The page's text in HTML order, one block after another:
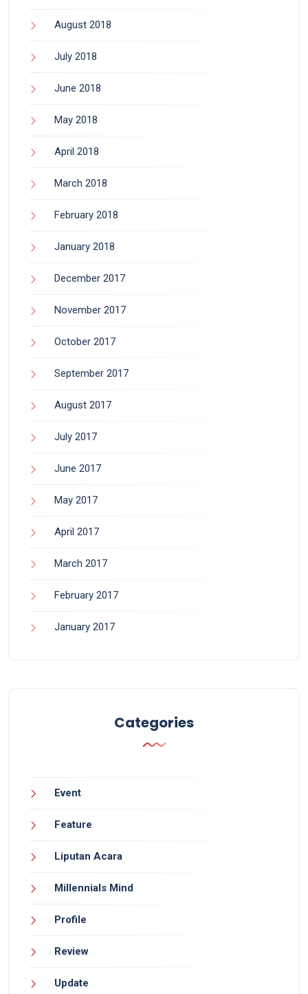
August 2018
July 2018
June 2018
May 2018
April 2018
March 2018
February 2018
January 2018
December 2017
November 2017
October 2017
September 2017
August 2017
July 2017
June 2017
May 2017
April 2017
March 2017
February 2017
January 2017
Categories
Event
Feature
Liputan Acara
Millennials Mind
Profile
Review
Update